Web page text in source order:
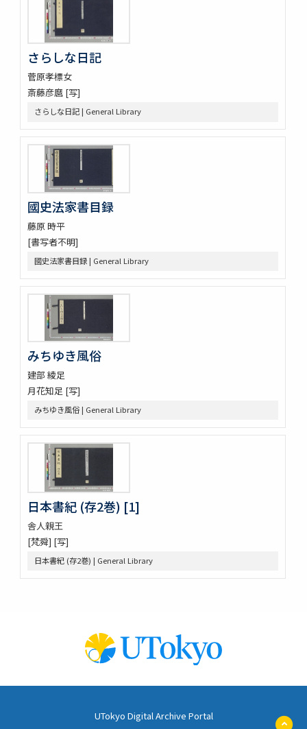
一宮巡詣記抜粹 2巻 (存1巻)
花街漫録 2巻
北女閭起原 3巻
日蓮聖人註画畫讃 5巻
増補洞房語園 2巻
高尾考
中家實録 (存19巻)
改元定記
源語秘訣
勢語圖説抄 5巻
落窪物語 4巻
連哥證哥
法隆寺伽藍縁起并流記資財事
倭屋一家言 3巻
伊勢千句註
元禄版東海道驛路記
つれつれ草拾遺
卜養狂哥集 2巻
播州舊記
四季物語
すみよし物語
本朝續文粹 13巻
紀伊國牟婁郡色川村色川氏藏文書
樋口殿之記 3巻
壬戌羇旅漫録 2巻
明徳記 3巻
四神地名録 9巻附録1巻
薩摩國風土記
金仙寺殿記録残闕
﨑鎮八絶
隠秘録 5巻
上月記外諸家系図
曾文定公全集 20巻首1巻末1巻
矢ひらき聞書
蟇目之口决
古今位色便覧
傳經樓經説 (存1巻)
新譯大西洋撿夫爾日本志圗解
さらしな日記
菅原孝標女
斎藤彦麿 [写]
さらしな日記 | General Library
國史法家書目録
藤原 時平
[書写者不明]
國史法家書目録 | General Library
みちゆき風俗
建部 綾足
月花知足 [写]
みちゆき風俗 | General Library
日本書紀 (存2巻) [1]
舎人親王
[梵舜] [写]
日本書紀 (存2巻) | General Library
UTokyo Digital Archive Portal
ペ